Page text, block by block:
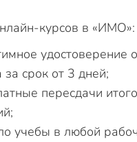
курсов в «ИМО»:
удостоверение
за срок от 3 дней;
пересдачи
учебы в любой